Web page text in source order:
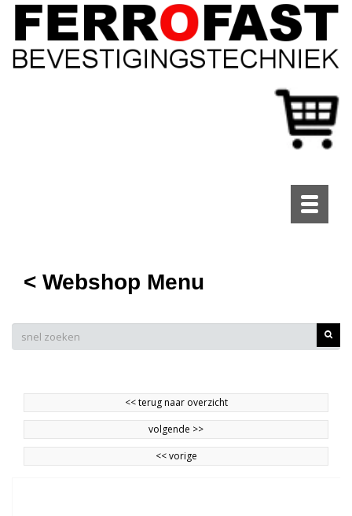
Toggle
< Webshop Menu
<<terug naar overzicht
volgende >>
<<vorige